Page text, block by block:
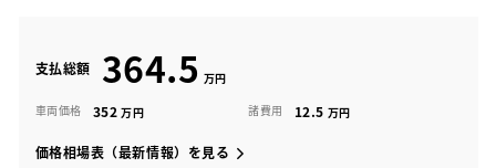
支払総額 364.5
車両価格 352 諸費用 12.5
価格相場表（最新情報）を見る